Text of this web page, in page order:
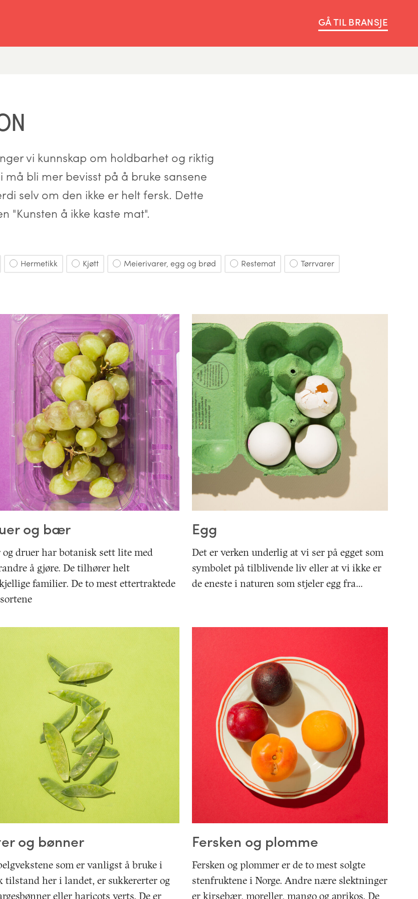
GÅ TIL BRANSJE
vi kunnskap om holdbarhet og riktig
bli mer bevisst på å bruke sansene
selv om den ikke er helt fersk. Dette
"Kunsten å ikke kaste mat".
Hermetikk Kjøtt Meierivarer, egg og brød Restemat Tørrvarer
og bær
druer har botanisk sett lite med
å gjøre. De tilhører helt
familier. De to mest ettertraktede
Egg
Det er verken underlig at vi ser på egget som
symbolet på tilblivende liv eller at vi ikke er
de eneste i naturen som stjeler egg fra…
og bønner
som er vanligst å bruke i
tilstand her i landet, er sukkererter og
eller haricots verts. De er
Fersken og plomme
Fersken og plommer er de to mest solgte
stenfruktene i Norge. Andre nære slektninger
er kirsebær, moreller, mango og aprikos. De